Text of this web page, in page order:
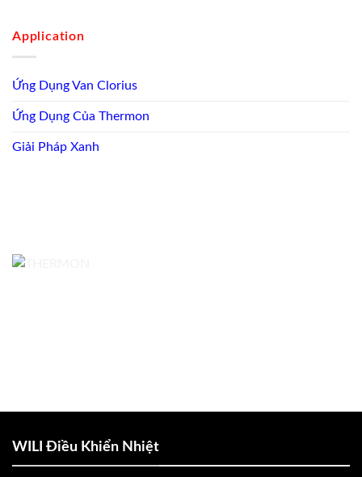
Application
Ứng Dụng Van Clorius
Ứng Dụng Của Thermon
Giải Pháp Xanh
WILI Điều Khiển Nhiệt